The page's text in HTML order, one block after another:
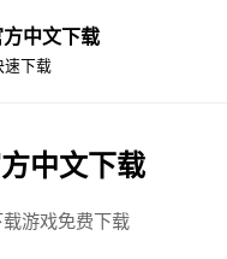
方中文下载
速下载
中文下载
载游戏免费下载